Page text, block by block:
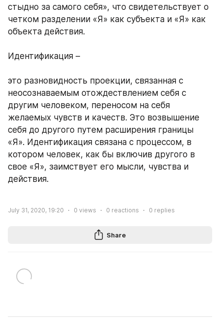
стыдно за самого себя», что свидетельствует о
четком разделении «Я» как субъекта и «Я» как
объекта действия.
Идентификация –
это разновидность проекции, связанная с
неосознаваемым отождествлением себя с
другим человеком, переносом на себя
желаемых чувств и качеств. Это возвышение
себя до другого путем расширения границы
«Я». Идентификация связана с процессом, в
котором человек, как бы включив другого в
свое «Я», заимствует его мысли, чувства и
действия.
July 31, 2020, 19:20 0 views 0 reactions 0 replies
Share